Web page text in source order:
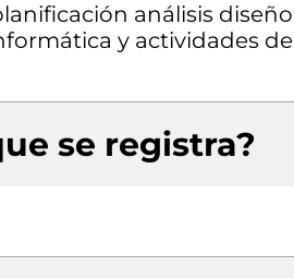
análisis diseño
y actividades de
se registra?